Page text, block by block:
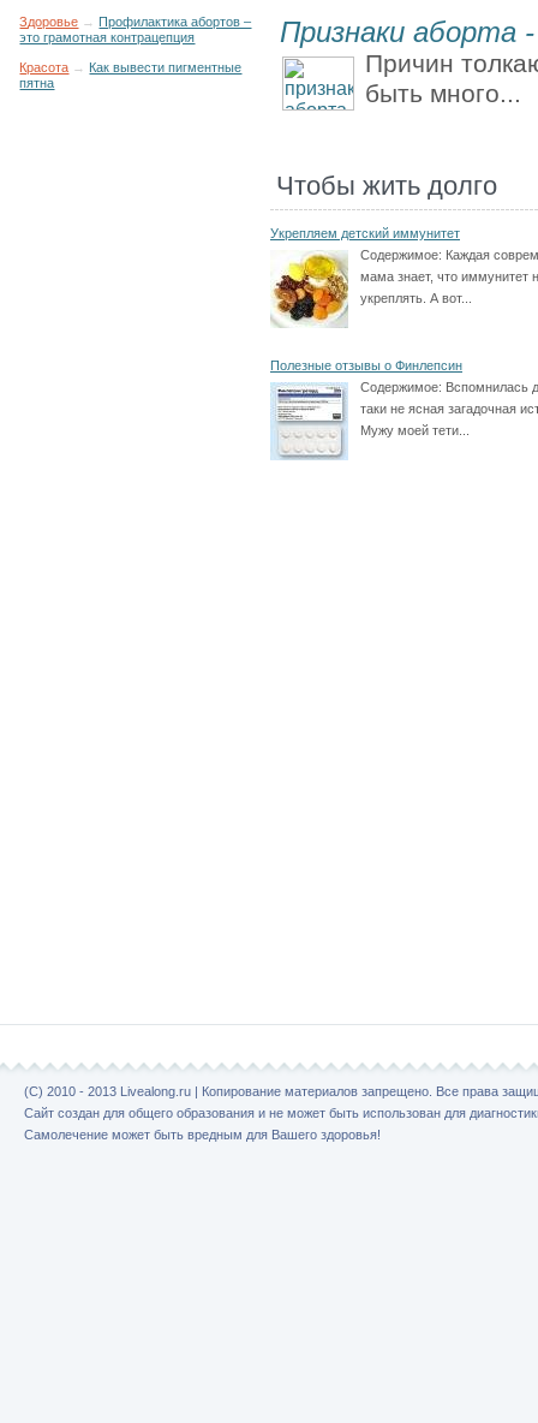
Признаки аборта
Причин
быть много...
Чтобы жить долго
Укрепляем детский иммунитет
Содержимое: Каждая
мама знает, что иммунитет
укреплять. А вот...
Полезные отзывы о Финлепсин
Содержимое: Вспомнилась
таки не ясная загадочная
Мужу моей тети...
Здоровье → Профилактика абортов –
это грамотная контрацепция
Красота → Как вывести пигментные
пятна
(C) 2010 - 2013 Livealong.ru | Копирование материалов запрещено. Все права
Сайт создан для общего образования и не может быть использован для
Самолечение может быть вредным для Вашего здоровья!